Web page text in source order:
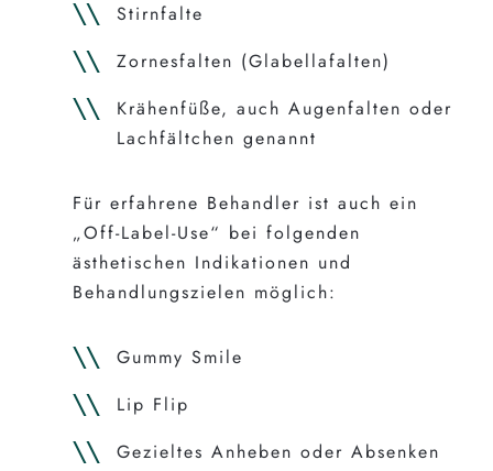
Stirnfalte
Zornesfalten (Glabellafalten)
Krähenfüße, auch Augenfalten oder
Lachfältchen genannt
Für erfahrene Behandler ist auch ein
„Off-Label-Use“ bei folgenden
ästhetischen Indikationen und
Behandlungszielen möglich:
Gummy Smile
Lip Flip
Gezieltes Anheben oder Absenken